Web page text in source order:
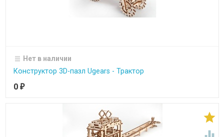
Нет в наличии
Конструктор 3D-пазл Ugears - Трактор
0 ₽
